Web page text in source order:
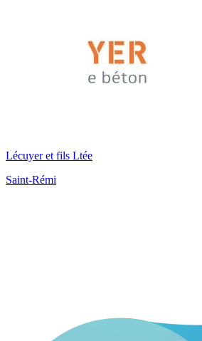
Lécuyer et fils Ltée
Saint-Rémi